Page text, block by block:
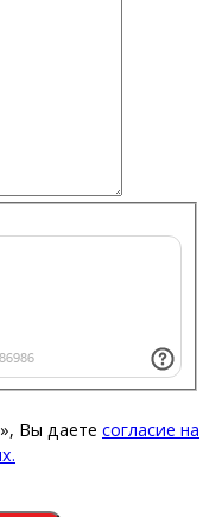
Вы даете согласие на